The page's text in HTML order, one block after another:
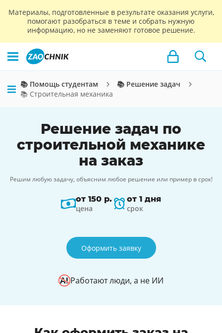
Материалы, подготовленные в результате оказания услуги,
помогают разобраться в теме и собрать нужную
информацию, но не заменяют готовое решение.
📚 Помощь студентам
📚 Решение задач
📚 Строительная механика
Решение задач по
строительной механике
на заказ
Решим любую задачу, объясним любое решение или пример в срок!
от 150 р.
цена
от 1 дня
срок
Оформить заявку
Работают люди, а не ИИ